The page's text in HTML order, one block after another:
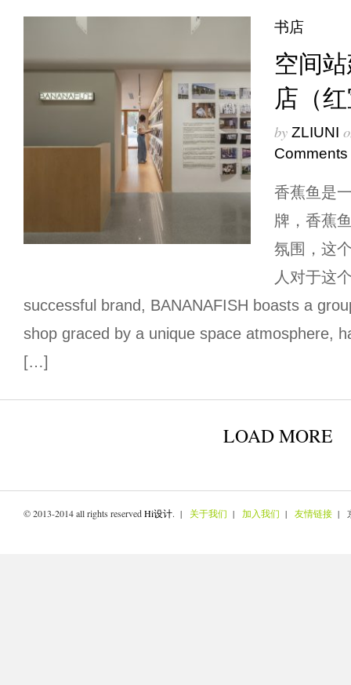
书店
空间
店（
by ZLIUNI
Comments
香蕉鱼是
牌，香蕉
氛围，这
人对于这
successful brand, BANANAFISH boasts a
shop graced by a unique space atmosphere,
[…]
LOAD MORE
© 2013-2014 all rights reservedHi设计. | 关于我们 | 加入我们 | 友情链接 |